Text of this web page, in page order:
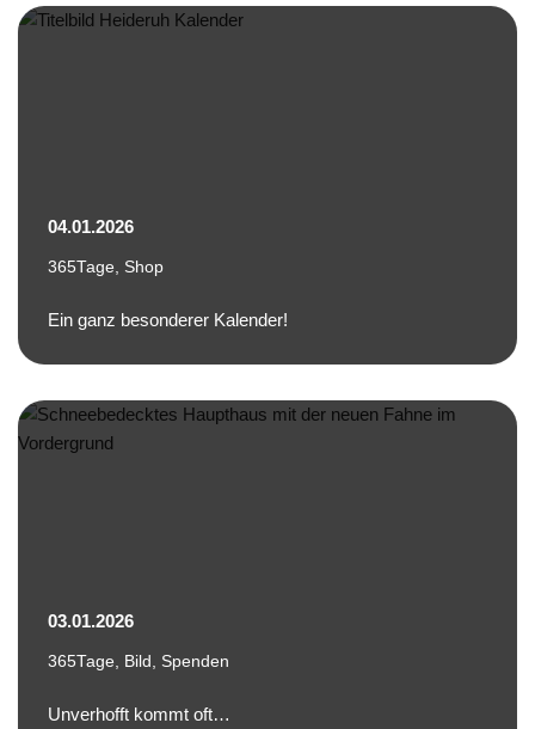
04.01.2026
365Tage Shop
Ein ganz besonderer Kalender!
03.01.2026
365Tage Bild Spenden
Unverhofft kommt oft…